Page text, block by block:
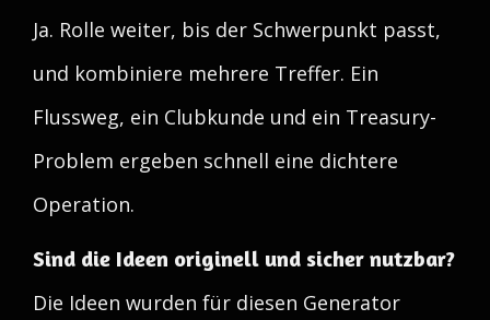
Ja. Rolle weiter, bis der Schwerpunkt passt,
und kombiniere mehrere Treffer. Ein
Flussweg, ein Clubkunde und ein Treasury-
Problem ergeben schnell eine dichtere
Operation.
Sind die Ideen originell und sicher nutzbar?
Die Ideen wurden für diesen Generator